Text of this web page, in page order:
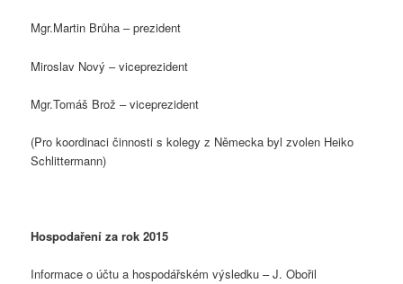
Mgr.Martin Brůha – prezident
Miroslav Nový – viceprezident
Mgr.Tomáš Brož – viceprezident
(Pro koordinaci činnosti s kolegy z Německa byl zvolen Heiko
Schlittermann)
Hospodaření za rok 2015
Informace o účtu a hospodářském výsledku – J. Obořil